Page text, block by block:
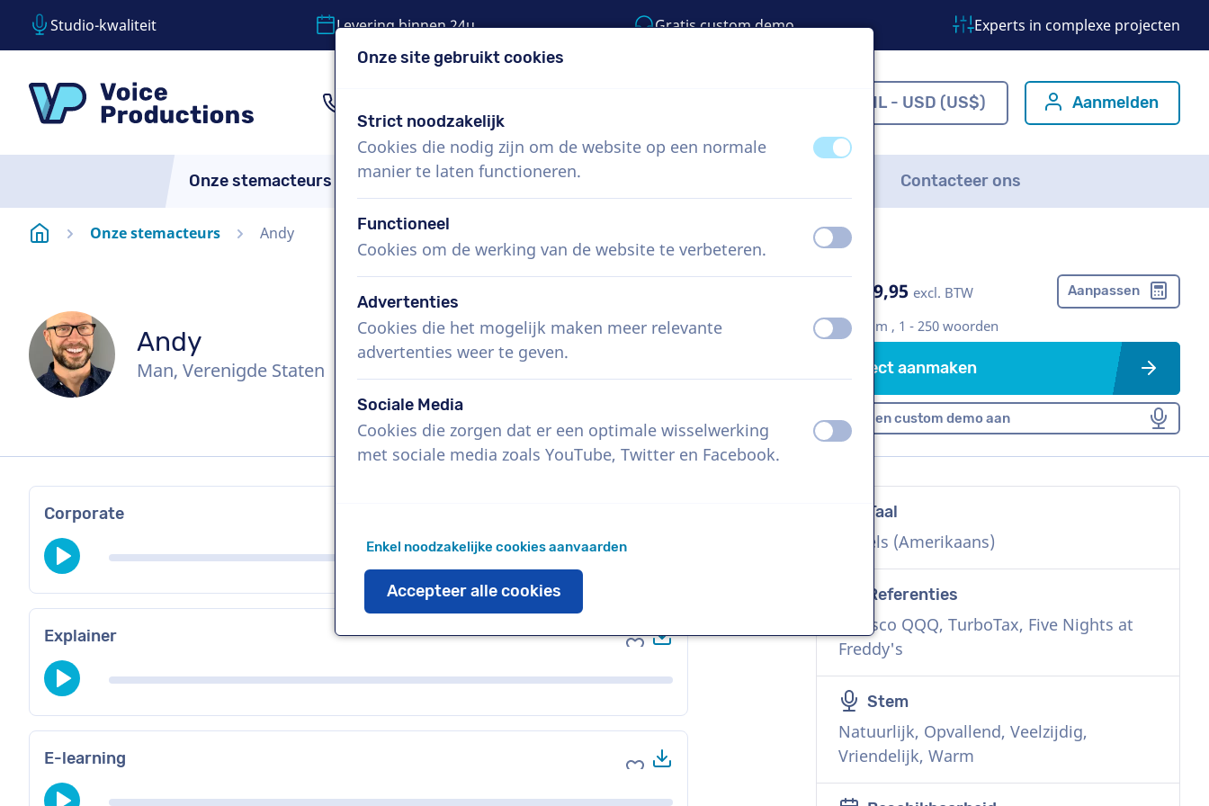
Studio-kwaliteit Levering binnen 24u Gratis custom demo Experts in complexe projecten
NL - USD (US$) Aanmelden
Onze stemacteurs Over ons Hoe werkt het? Contacteer ons
StartpaginaOnze stemacteurs Andy
Andy
Man, Verenigde Staten
US$ 399,95 excl. BTW Aanpassen
Bedrijfsfilm , 1 - 250 woorden
Project aanmaken
Vraag een custom demo aan
Taal
Engels (Amerikaans)
Referenties
Invesco QQQ, TurboTax, Five Nights at
Freddy's
Stem
Natuurlijk, Opvallend, Veelzijdig,
Vriendelijk, Warm
Corporate
Explainer Voeg toe aan favorieten
Download
E-learning Voeg toe aan favorieten
Onze site gebruikt cookies
Strict noodzakelijk
Cookies die nodig zijn om de website op een normale
manier te laten functioneren.
uit aan
Functioneel
Cookies om de werking van de website te verbeteren. uit aan
Advertenties
Cookies die het mogelijk maken meer relevante
advertenties weer te geven.
uit aan
Sociale Media
Cookies die zorgen dat er een optimale wisselwerking
met sociale media zoals YouTube, Twitter en Facebook.
uit aan
Enkel noodzakelijke cookies aanvaarden
Accepteer alle cookies